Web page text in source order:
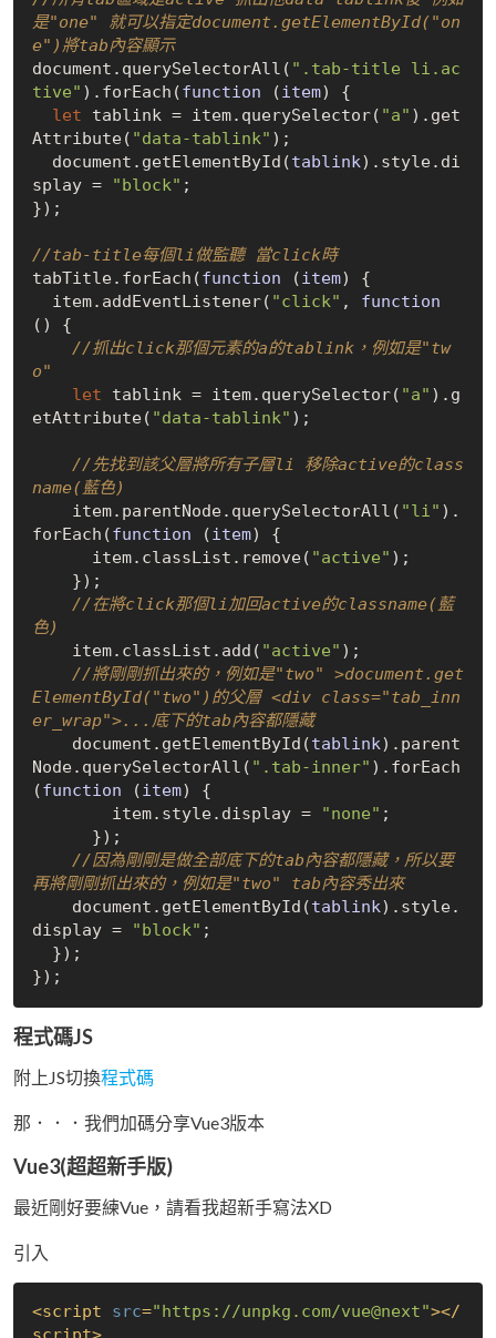
是"one" 就可以指定document.getElementById("on
e")將tab內容顯示
document.querySelectorAll( ".tab-title li.ac
tive" ) .forEach(function (item)
{
let tablink = item.querySelector( "a" ) .get
Attribute( "data-tablink" ) ;
  document.get
ElementById(tablink) .style.di
splay =
"block" ;
});
//tab-title每個li做監聽 當click時
tabTitle.forEach(function (item)
{
  item.add
EventListener( "click" , function
()
{
//抓出click那個元素的a的tablink，例如是"tw
o"
let tablink = item.querySelector( "a" ) .g
etAttribute( "data-tablink" ) ;
//先找到該父層將所有子層li 移除active的class
name(藍色)
    item.parentNode.query
SelectorAll( "li" ) .
forEach(function (item)
{
      item.classList.remove(
"active" );
//在將click那個li加回active的classname(藍
色)
    item.classList.add(
"active" );
//將剛剛抓出來的，例如是"two" >document.get
ElementById("two")的父層 <div class="tab_inn
er_wrap">...底下的tab內容都隱藏
    document.get
ElementById(tablink) .parent
Node.querySelectorAll( ".tab-inner" ) .forEach
(function (item)
{
        item.style.display =
"none" ;
//因為剛剛是做全部底下的tab內容都隱藏，所以要
再將剛剛抓出來的，例如是"two" tab內容秀出來
    document.get
ElementById(tablink) .style.
display =
"block" ;
程式碼JS
附上JS切換程式碼
那．．．我們加碼分享Vue3版本
Vue3(超超新手版)
最近剛好要練Vue，請看我超新手寫法XD
引入
<script src="https://unpkg.com/vue@next"></